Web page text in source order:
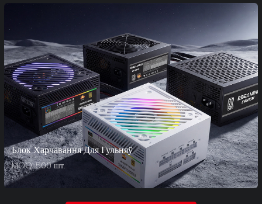
Блок Харчавання Для Гульняў
MOQ: 500 шт.